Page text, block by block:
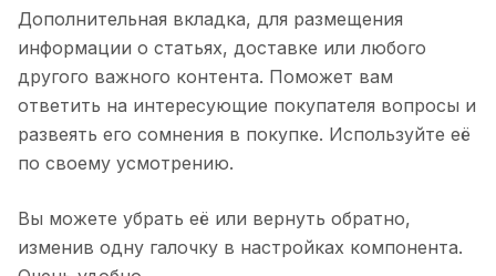
Дополнительная вкладка, для размещения
информации о статьях, доставке или любого
другого важного контента. Поможет вам
ответить на интересующие покупателя вопросы и
развеять его сомнения в покупке. Используйте её
по своему усмотрению.
Вы можете убрать её или вернуть обратно,
изменив одну галочку в настройках компонента.